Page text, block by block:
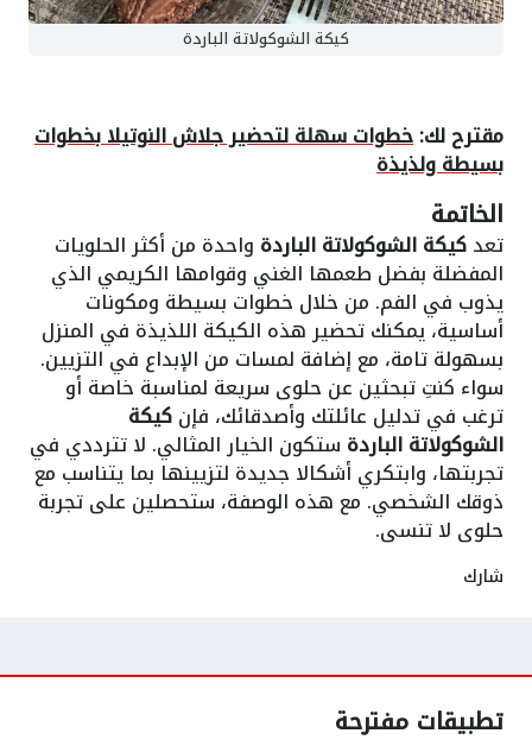
كيكة الشوكولاتة الباردة
مقترح لك:خطوات سهلة لتحضير جلاش النوتيلا بخطوات
بسيطة ولذيذة
الخاتمة
تعدكيكة الشوكولاتة الباردة واحدة من أكثر الحلويات
المفضلة بفضل طعمها الغني وقوامها الكريمي الذي
يذوب في الفم. من خلال خطوات بسيطة ومكونات
أساسية، يمكنك تحضير هذه الكيكة اللذيذة في المنزل
بسهولة تامة، مع إضافة لمسات من الإبداع في التزيين.
سواء كنتِ تبحثين عن حلوى سريعة لمناسبة خاصة أو
ترغب في تدليل عائلتك وأصدقائك، فإنكيكة
الشوكولاتة الباردة ستكون الخيار المثالي. لا تترددي في
تجربتها، وابتكري أشكالا جديدة لتزيينها بما يتناسب مع
ذوقك الشخصي. مع هذه الوصفة، ستحصلين على تجربة
حلوى لا تنسى.
شارك
تطبيقات مفترحة